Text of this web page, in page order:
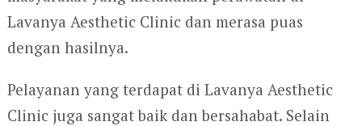
Lavanya Aesthetic Clinic dan merasa puas
dengan hasilnya.
Pelayanan yang terdapat di Lavanya Aesthetic
Clinic juga sangat baik dan bersahabat. Selain